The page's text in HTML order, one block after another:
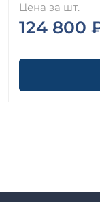
Цена за шт.
124 800